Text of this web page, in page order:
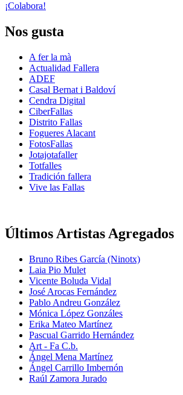
¡Colabora!
Nos gusta
A fer la mà
Actualidad Fallera
ADEF
Casal Bernat i Baldoví
Cendra Digital
CiberFallas
Distrito Fallas
Fogueres Alacant
FotosFallas
Jotajotafaller
Totfalles
Tradición fallera
Vive las Fallas
Últimos Artistas Agregados
Bruno Ribes García (Ninotx)
Laia Pio Mulet
Vicente Boluda Vidal
José Arocas Fernández
Pablo Andreu González
Mónica López Gonzáles
Erika Mateo Martínez
Pascual Garrido Hernández
Art - Fa C.b.
Ángel Mena Martínez
Ángel Carrillo Imbernón
Raúl Zamora Jurado